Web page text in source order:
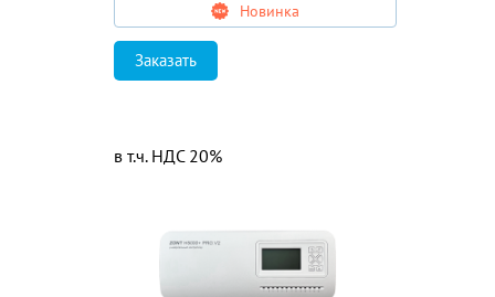
Новинка
Заказать
в т.ч. НДС 20%